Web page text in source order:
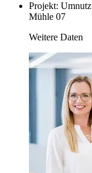
Projekt:
Mühle 07
Weitere Daten